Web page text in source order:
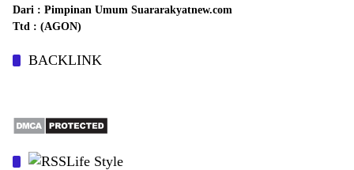
Dari : Pimpinan Umum Suararakyatnew.com
Ttd : (AGON)
BACKLINK
Life Style